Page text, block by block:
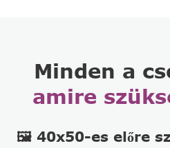
Minden a
amire
🖼️ 40x50-es előre